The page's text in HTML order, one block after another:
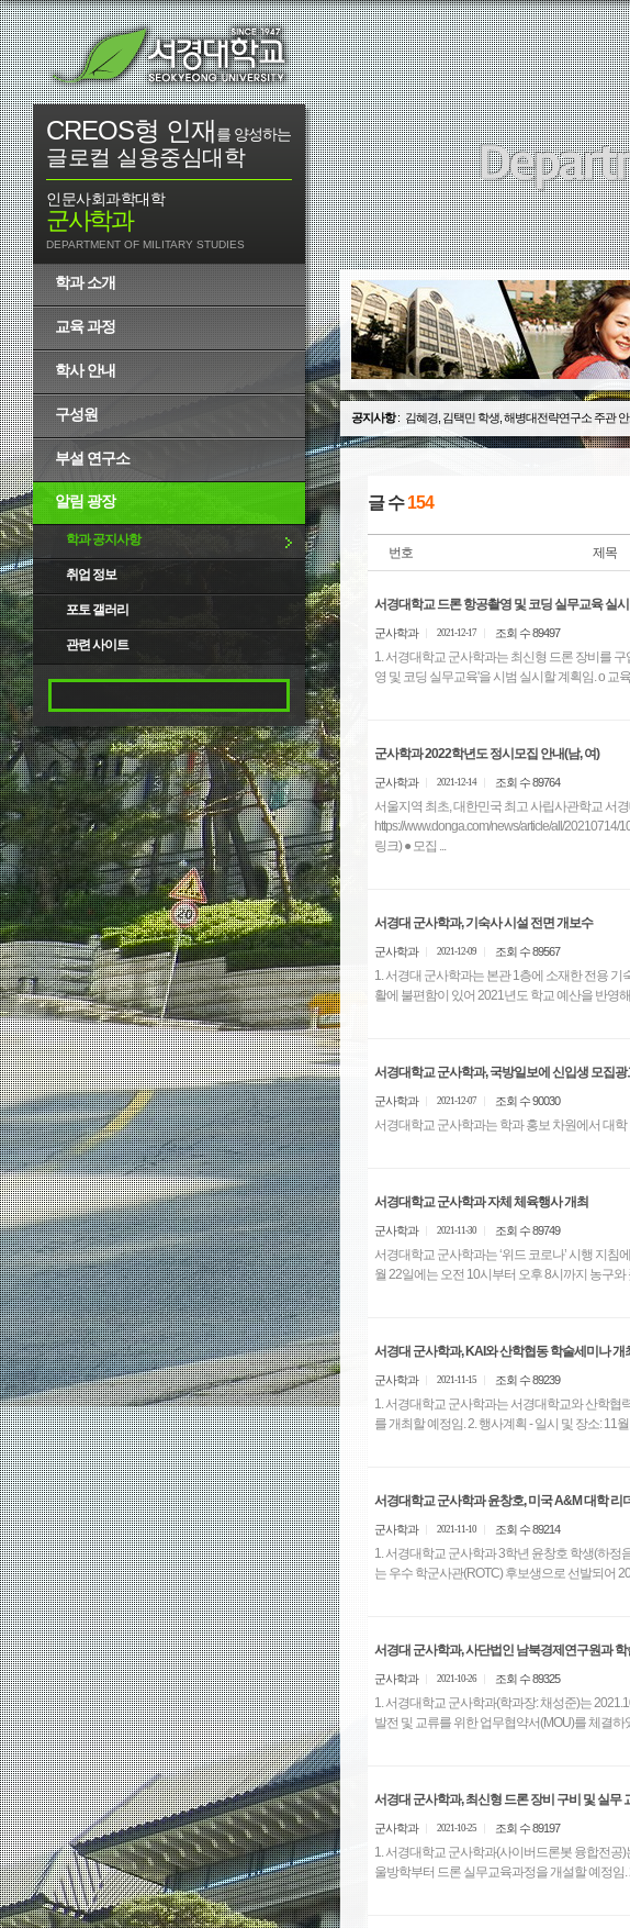
CREOS형 인재 를 양성하는
글로컬 실용중심대학
인문사회과학대학
군사학과
DEPARTMENT OF MILITARY STUDIES
학과 소개
교육 과정
학사 안내
구성원
부설 연구소
알림 광장
학과 공지사항
취업 정보
포토 갤러리
관련 사이트
공지사항: 김혜경, 김택민 학생, 해병대전략연구소 주관 안
글 수154
번호 제목
서경대학교 드론 항공촬영 및 코딩 실무교육 실시
군사학과 2021-12-17 조회 수 89497
1. 서경대학교 군사학과는 최신형 드론 장비를
영 및 코딩
군사학과 2022학년도 정시모집 안내(남, 여)
군사학과 2021-12-14 조회 수 89764
서울지역 최초, 대한민국 최고 사립사관학교 서
https://www.donga.com/news/article/all/
링크) ● 모집 ...
서경대 군사학과, 기숙사 시설 전면 개보수
군사학과 2021-12-09 조회 수 89567
1. 서경대 군사학과는 본관 1층에 소재한 전용
서경대학교 군사학과, 국방일보에 신입생 모집광
군사학과 2021-12-07 조회 수 90030
서경대학교 군사학과는 학과 홍보 차원에서 대
서경대학교 군사학과 자체 체육행사 개최
군사학과 2021-11-30 조회 수 89749
서경대학교 군사학과는 ‘위드 코로나’ 시행 지침
월 22일에는 오전 10시부터 오후 8시까지 농구
서경대 군사학과, KAI와 산학협동 학술세미나 개
군사학과 2021-11-15 조회 수 89239
1. 서경대학교 군사학과는 서경대학교와 산학협
서경대학교 군사학과 윤창호, 미국 A&M 대학 리
군사학과 2021-11-10 조회 수 89214
1. 서경대학교 군사학과 3학년 윤창호 학생(하정
는 우수 학군사관(ROTC) 후보생으로 선발되어
서경대 군사학과, 사단법인 남북경제연구원과
군사학과 2021-10-26 조회 수 89325
1. 서경대학교 군사학과(학과장: 채성준)는
발전 및 교류를 위한 업무협약서(MOU)를 체결하
서경대 군사학과, 최신형 드론 장비 구비 및 실무
군사학과 2021-10-25 조회 수 89197
1. 서경대학교 군사학과(사이버드론봇 융합전공